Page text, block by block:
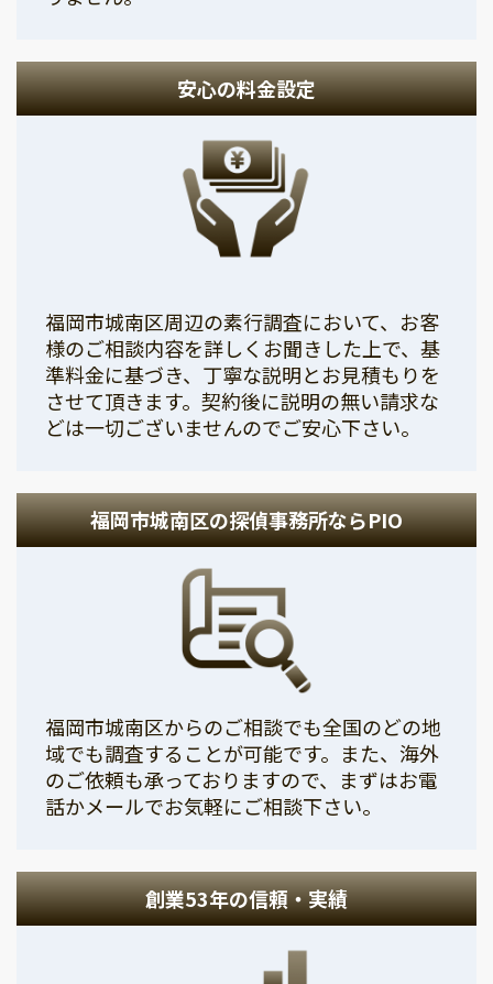
安心の料金設定
福岡市城南区周辺の素行調査において、お客
様のご相談内容を詳しくお聞きした上で、基
準料金に基づき、丁寧な説明とお見積もりを
させて頂きます。契約後に説明の無い請求な
どは一切ございませんのでご安心下さい。
福岡市城南区の探偵事務所ならPIO
福岡市城南区からのご相談でも全国のどの地
域でも調査することが可能です。また、海外
のご依頼も承っておりますので、まずはお電
話かメールでお気軽にご相談下さい。
創業53年の信頼・実績